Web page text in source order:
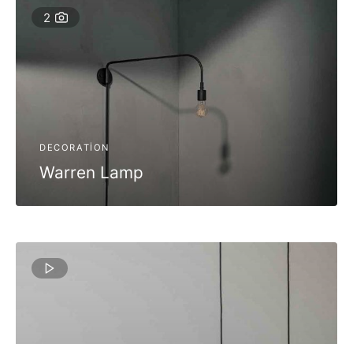
2
DECORATION
Warren Lamp